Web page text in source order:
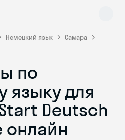
Немецкий язык
Самара
по
языку для
Deutsch
онлайн